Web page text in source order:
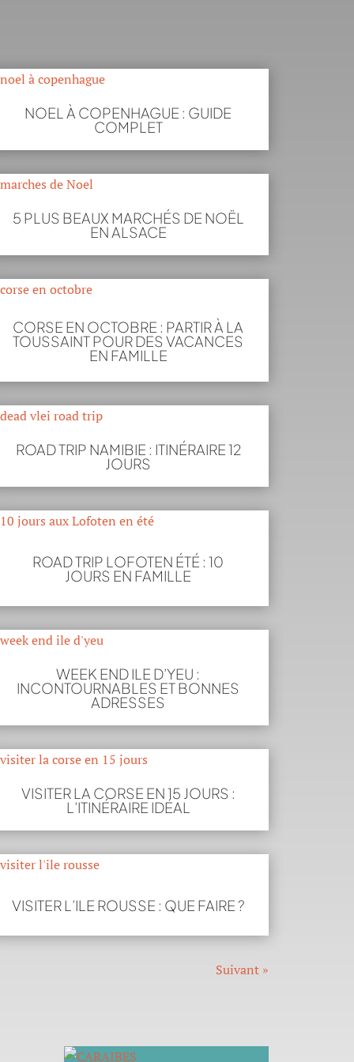
NOEL À COPENHAGUE : GUIDE
COMPLET
5 PLUS BEAUX MARCHÉS DE NOËL
EN ALSACE
CORSE EN OCTOBRE : PARTIR À LA
TOUSSAINT POUR DES VACANCES
EN FAMILLE
ROAD TRIP NAMIBIE : ITINÉRAIRE 12
JOURS
ROAD TRIP LOFOTEN ÉTÉ : 10
JOURS EN FAMILLE
WEEK END ILE D’YEU :
INCONTOURNABLES ET BONNES
ADRESSES
VISITER LA CORSE EN 15 JOURS :
L’ITINÉRAIRE IDÉAL
VISITER L’ILE ROUSSE : QUE FAIRE ?
Entrées Suivantes »